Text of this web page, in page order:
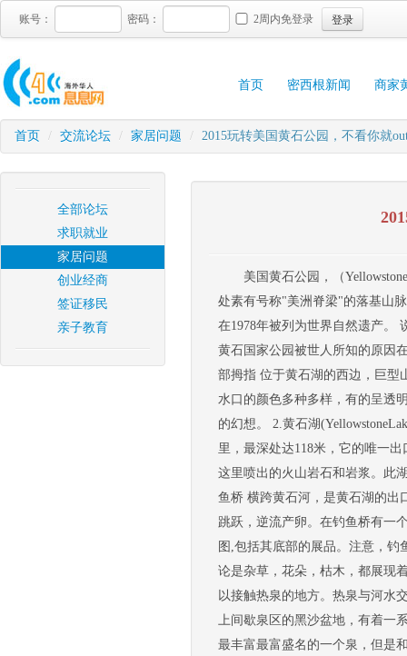
账号： 密码： 2周内免登录 登录
首页 密西根新闻 商家
首页 / 交流论坛 / 家居问题 / 2015玩转美国黄石公园，不看你就
全部论坛
求职就业
家居问题
创业经商
签证移民
亲子教育
美国黄石公园，（
处素有号称"美洲脊梁"的落基山
在1978年被列为世界自然遗产。
黄石国家公园被世人所知的原因
部拇指 位于黄石湖的西边，巨型
水口的颜色多种多样，有的呈透
的幻想。 2.黄石湖
里，最深处达118米，它的唯一
这里喷出的火山岩石和岩浆。此
鱼桥 横跨黄石河，是黄石湖的出
跳跃，逆流产卵。在钓鱼桥有一
图,包括其底部的展品。注意，钓
论是杂草，花朵，枯木，都展现
以接触热泉的地方。热泉与河水
上间歇泉区的黑沙盆地，有着一
最丰富最富盛名的一个泉，但是